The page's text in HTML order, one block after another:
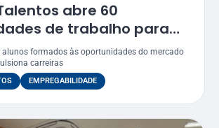
abre 60
de trabalho para
Senac
alunos formados às oportunidades do mercado
carreiras
EMPREGABILIDADE